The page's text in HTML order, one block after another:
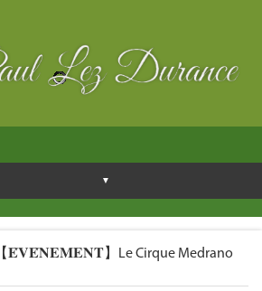
【𝐄́𝐕𝐄́𝐍𝐄𝐌𝐄𝐍𝐓】Le Cirque Medrano